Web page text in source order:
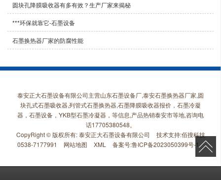
圆块孔降膜吸收器有多有效？生产厂家来揭秘
***环保就靠它-石墨设备
石墨换热器厂家的防腐性能
泰安正大石墨设备有限公司主营山东石墨设备厂,泰安石墨换热器厂家,圆
块孔式石墨吸收器,列管式石墨换热器,石墨降膜吸收器报价，石墨冷凝
器，石墨设备，YKB型石墨冷凝器，等信息,产品热销泰安市等地,咨询电
话17705380548。
CopyRight © 版权所有:泰安正大石墨设备有限公司 技术支持:佰搜科技
0538-7177991
网站地图 XML 备案号:鲁ICP备2023050399号-1